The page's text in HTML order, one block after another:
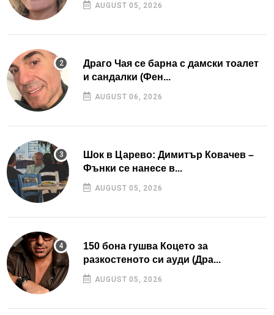
AUGUST 05, 2026
Драго Чая се барна с дамски тоалет
и сандалки (Фен...
AUGUST 06, 2026
Шок в Царево: Димитър Ковачев –
Фънки се нанесе в...
AUGUST 05, 2026
150 бона гушва Коцето за
разкостеното си ауди (Дра...
AUGUST 05, 2026